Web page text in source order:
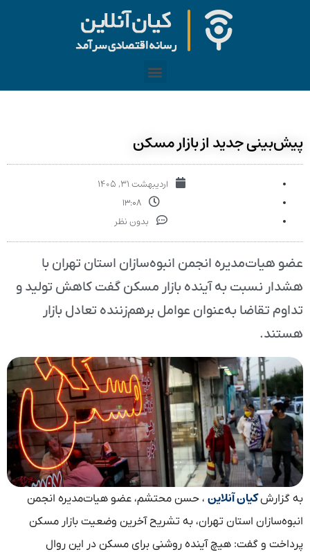
پیش‌بینی جدید از بازار مسکن
اردیبهشت ۳۱, ۱۴۰۵
۱۳:۰۸
بدون نظر
عضو هیات‌مدیره انجمن انبوه‌سازان استان تهران با
هشدار نسبت به آینده بازار مسکن گفت کاهش تولید و
تداوم تقاضا به‌عنوان عوامل برهم‌زننده تعادل بازار
هستند.
به گزارشکیان آنلاین ، حسن محتشم، عضو هیات‌مدیره انجمن
انبوه‌سازان استان تهران، به تشریح آخرین وضعیت بازار مسکن
پرداخت و گفت: هیچ آینده روشنی برای مسکن در این روال